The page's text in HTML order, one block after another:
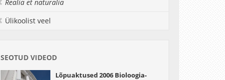
Realia et naturalia
Ülikoolist veel
SEOTUD VIDEOD
Lõpuaktused 2006 Bioloogia-